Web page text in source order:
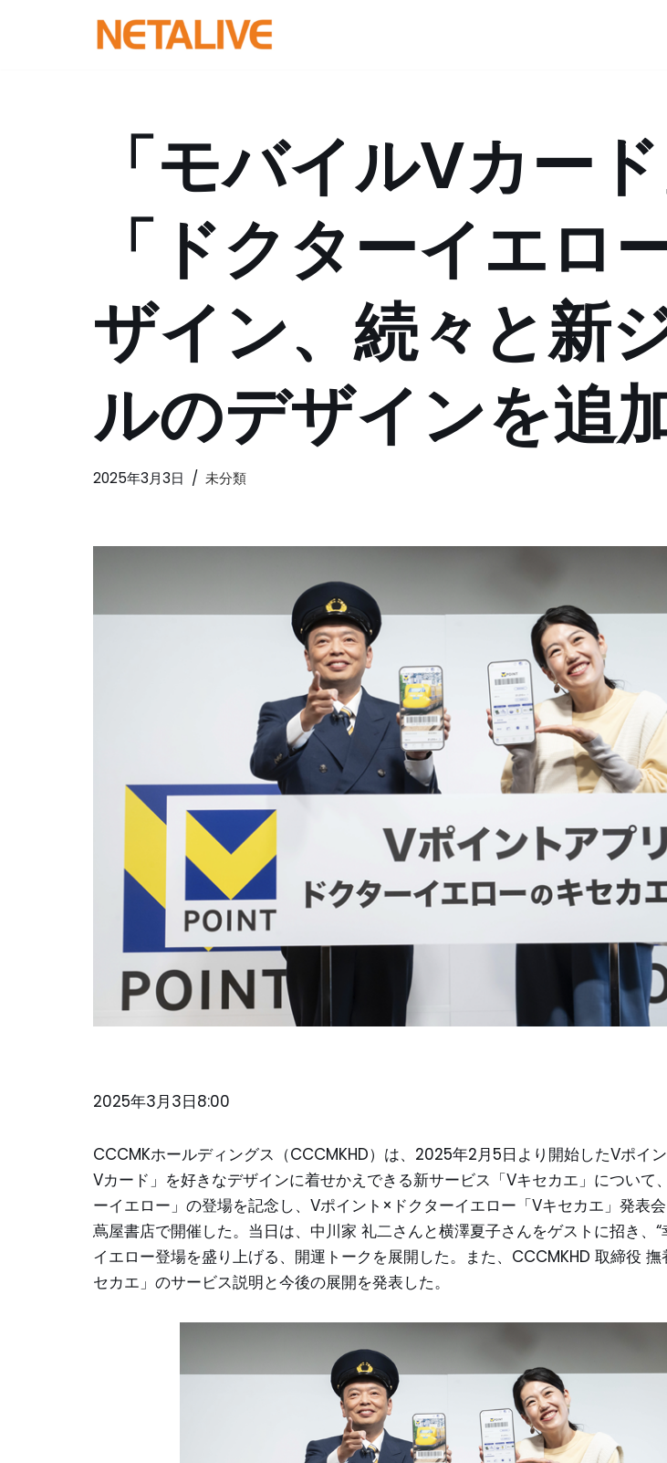
「モバイルVカー
「ドクターイエロ
ザイン、続々と新
ルのデザインを追
2025年3月3日 未分類
2025年3月3日8:00
CCCMKホールディングス（CCCMKHD）は、2025年2月5日より開始したVポイ
Vカード」を好きなデザインに着せかえできる新サービス「Vキセカエ」について
ーイエロー」の登場を記念し、Vポイント×ドクターイエロー「Vキセカエ」発表
蔦屋書店で開催した。当日は、中川家 礼二さんと横澤夏子さんをゲストに招き、“
イエロー登場を盛り上げる、開運トークを展開した。また、CCCMKHD 取締役
セカエ」のサービス説明と今後の展開を発表した。